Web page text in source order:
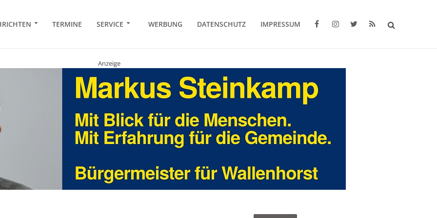
TERMINE SERVICE WERBUNG DATENSCHUTZ IMPRESSUM
Anzeige